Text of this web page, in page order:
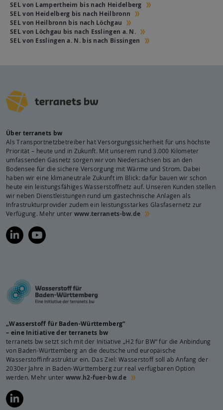
SEL von Lampertheim bis nach Heidelberg
SEL von Heidelberg bis nach Heilbronn
SEL von Heilbronn bis nach Löchgau
SEL von Löchgau bis nach Esslingen a. N.
SEL von Esslingen a. N. bis nach Bissingen
Über terranets bw
Als Transportnetzbetreiber hat Versorgungssicherheit für uns höchste
Priorität – heute und in Zukunft. Mit unserem rund 3.000 Kilometer
umfassenden Gasnetz sorgen wir von Niedersachsen bis an den
Bodensee für die sichere Versorgung mit Wärme und Strom. Dabei
haben wir eine klimaneutrale Zukunft im Blick: dafür bauen wir schon
heute ein leistungsfähiges Wasserstoffnetz auf. Unseren Kunden stellen
wir neben Dienstleistungen rund um gastechnische Anlagen als
Infrastrukturprovider zudem ein leistungsstarkes Glasfasernetz zur
Verfügung. Mehr unter www.terranets-bw.de
https://www.linkedin.com/company/terranets-
bw-
https://www.youtube.com/@terranetsbw
„Wasserstoff für Baden-Württemberg“
– eine Initiative der terranets bw
terranets bw setzt sich mit der Initiative „H2 für BW“ für die Anbindung
von Baden-Württemberg an die deutsche und europäische
Wasserstoffinfrastruktur ein. Das Ziel: Wasserstoff soll ab Anfang der
2030er Jahre in Baden-Württemberg zur real verfügbaren Option
werden. Mehr unter www.h2-fuer-bw.de
https://www.linkedin.com/company/wasserstoff-
f%C3%BCr-